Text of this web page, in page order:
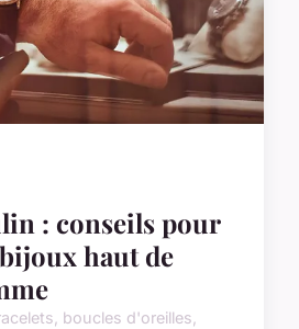
: conseils pour
haut de
boucles d'oreilles,